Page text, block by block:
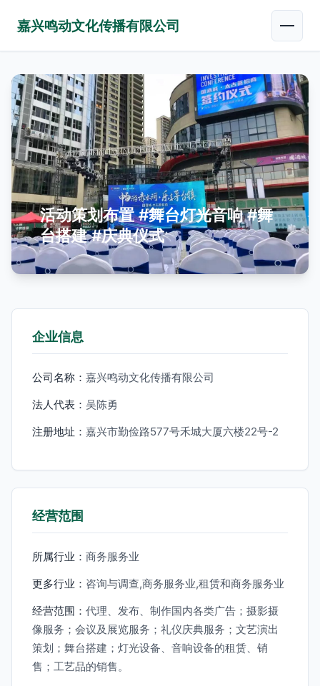
嘉兴鸣动文化传播有限公司
活动策划布置 #舞台灯光音响 #舞
台搭建 #庆典仪式
企业信息
公司名称： 嘉兴鸣动文化传播有限公司
法人代表： 吴陈勇
注册地址： 嘉兴市勤俭路577号禾城大厦六楼22号-2
经营范围
所属行业： 商务服务业
更多行业： 咨询与调查,商务服务业,租赁和商务服务业
经营范围： 代理、发布、制作国内各类广告；摄影摄
像服务；会议及展览服务；礼仪庆典服务；文艺演出
策划；舞台搭建；灯光设备、音响设备的租赁、销
售；工艺品的销售。